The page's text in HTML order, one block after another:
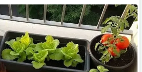
არომატულ მწვანილსა და
ქოთნის პირობებს ყველაზე კარგად
სწორად.